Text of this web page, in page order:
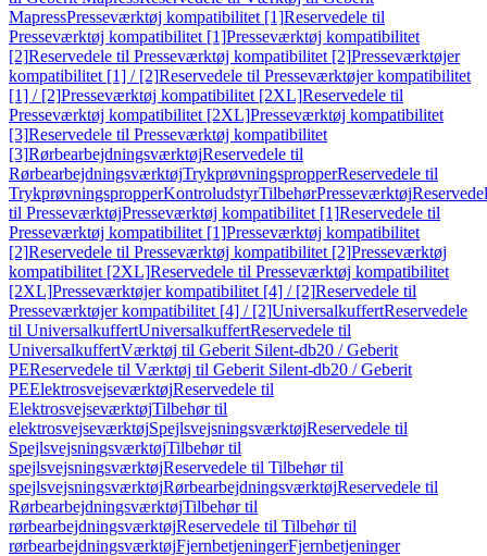
MapressPresseværktøj kompatibilitet [1]Reservedele til
Presseværktøj kompatibilitet [1]Presseværktøj kompatibilitet
[2]Reservedele til Presseværktøj kompatibilitet [2]Presseværktøjer
kompatibilitet [1] / [2]Reservedele til Presseværktøjer kompatibilitet
[1] / [2]Presseværktøj kompatibilitet [2XL]Reservedele til
Presseværktøj kompatibilitet [2XL]Presseværktøj kompatibilitet
[3]Reservedele til Presseværktøj kompatibilitet
[3]RørbearbejdningsværktøjReservedele til
RørbearbejdningsværktøjTrykprøvningspropperReservedele til
TrykprøvningspropperKontroludstyrTilbehørPresseværktøj
til PresseværktøjPresseværktøj kompatibilitet [1]Reservedele til
Presseværktøj kompatibilitet [1]Presseværktøj kompatibilitet
[2]Reservedele til Presseværktøj kompatibilitet [2]Presseværktøj
kompatibilitet [2XL]Reservedele til Presseværktøj kompatibilitet
[2XL]Presseværktøjer kompatibilitet [4] / [2]Reservedele til
Presseværktøjer kompatibilitet [4] / [2]UniversalkuffertReservedele
til UniversalkuffertUniversalkuffertReservedele til
UniversalkuffertVærktøj til Geberit Silent-db20 / Geberit
PEReservedele til Værktøj til Geberit Silent-db20 / Geberit
PEElektrosvejseværktøjReservedele til
ElektrosvejseværktøjTilbehør til
elektrosvejseværktøjSpejlsvejsningsværktøjReservedele til
SpejlsvejsningsværktøjTilbehør til
spejlsvejsningsværktøjReservedele til Tilbehør til
spejlsvejsningsværktøjRørbearbejdningsværktøjReservedele til
RørbearbejdningsværktøjTilbehør til
rørbearbejdningsværktøjReservedele til Tilbehør til
rørbearbejdningsværktøjFjernbetjeningerFjernbetjeninger